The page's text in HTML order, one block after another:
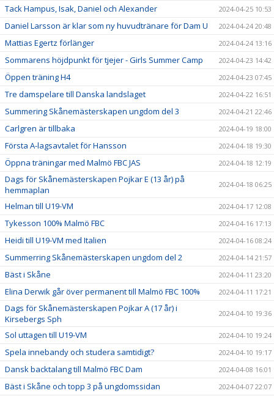
Tack Hampus, Isak, Daniel och Alexander 2024-04-25 10:53
Daniel Larsson är klar som ny huvudtränare för Dam U 2024-04-24 20:48
Mattias Egertz förlänger 2024-04-24 13:16
Sommarens höjdpunkt för tjejer - Girls Summer Camp 2024-04-23 14:42
Öppen träning H4 2024-04-23 07:45
Tre damspelare till Danska landslaget 2024-04-22 16:51
Summering Skånemästerskapen ungdom del 3 2024-04-21 22:46
Carlgren är tillbaka 2024-04-19 18:00
Första A-lagsavtalet för Hansson 2024-04-18 19:30
Öppna träningar med Malmö FBC JAS 2024-04-18 12:19
Dags för Skånemästerskapen Pojkar E (13 år) på
hemmaplan
2024-04-18 06:25
Helman till U19-VM 2024-04-17 12:08
Tykesson 100% Malmö FBC 2024-04-16 17:13
Heidi till U19-VM med Italien 2024-04-16 08:24
Summerring Skånemästerskapen ungdom del 2 2024-04-14 21:57
Bäst i Skåne 2024-04-11 23:20
Elina Derwik går över permanent till Malmö FBC 100% 2024-04-11 17:21
Dags för Skånemästerskapen Pojkar A (17 år) i
Kirsebergs Sph
2024-04-10 19:36
Sol uttagen till U19-VM 2024-04-10 19:24
Spela innebandy och studera samtidigt? 2024-04-10 19:17
Dansk backtalang till Malmö FBC Dam 2024-04-08 16:01
Bäst i Skåne och topp 3 på ungdomssidan 2024-04-07 22:07